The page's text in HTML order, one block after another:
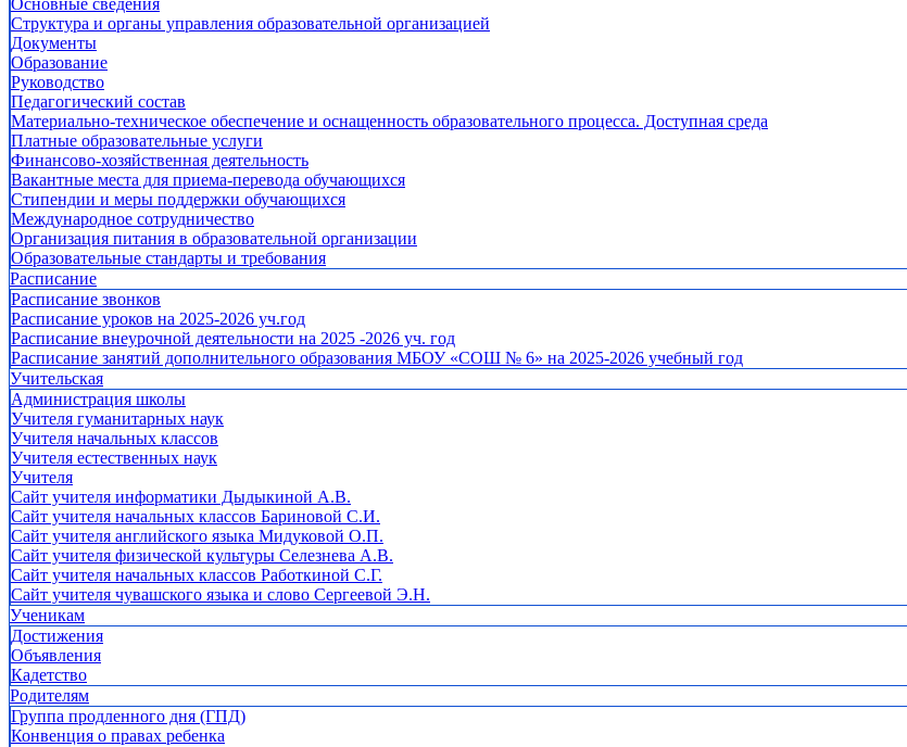
Основные сведения
Структура и органы управления образовательной организацией
Документы
Образование
Руководство
Педагогический состав
Материально-техническое обеспечение и оснащенность образовательного процесса. Доступная среда
Платные образовательные услуги
Финансово-хозяйственная деятельность
Вакантные места для приема-перевода обучающихся
Стипендии и меры поддержки обучающихся
Международное сотрудничество
Организация питания в образовательной организации
Образовательные стандарты и требования
Расписание
Расписание звонков
Расписание уроков на 2025-2026 уч.год
Расписание внеурочной деятельности на 2025 -2026 уч. год
Расписание занятий дополнительного образования МБОУ «СОШ № 6» на 2025-2026 учебный год
Учительская
Администрация школы
Учителя гуманитарных наук
Учителя начальных классов
Учителя естественных наук
Учителя
Cайт учителя информатики Дыдыкиной А.В.
Сайт учителя начальных классов Бариновой С.И.
Сайт учителя английского языка Мидуковой О.П.
Сайт учителя физической культуры Селезнева А.В.
Сайт учителя начальных классов Работкиной С.Г.
Сайт учителя чувашского языка и слово Сергеевой Э.Н.
Ученикам
Достижения
Объявления
Кадетство
Родителям
Группа продленного дня (ГПД)
Конвенция о правах ребенка